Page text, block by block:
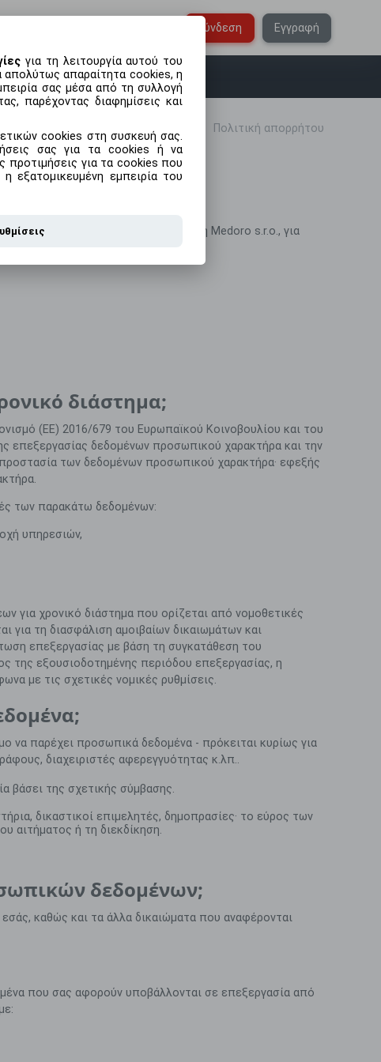
Σύνδεση Εγγραφή
Αρχική Πολιτική απορρήτου
προσωπικά δεδομένα που συλλέγει η Medoro s.r.o., για
επεξεργάζεται η εταιρεία.
διάστημα;
(ΕΕ) 2016/679 του Ευρωπαϊκού Κοινοβουλίου και του
επεξεργασίας δεδομένων προσωπικού χαρακτήρα και την
των δεδομένων προσωπικού χαρακτήρα· εφεξής
των παρακάτω δεδομένων:
υπηρεσιών,
για χρονικό διάστημα που ορίζεται από νομοθετικές
για τη διασφάλιση αμοιβαίων δικαιωμάτων και
επεξεργασίας με βάση τη συγκατάθεση του
της εξουσιοδοτημένης περιόδου επεξεργασίας, η
με τις σχετικές νομικές ρυθμίσεις.
να παρέχει προσωπικά δεδομένα - πρόκειται κυρίως για
διαχειριστές αφερεγγυότητας κ.λπ..
βάσει της σχετικής σύμβασης.
δικαστικοί επιμελητές, δημοπρασίες· το εύρος των
αιτήματος ή τη διεκδίκηση.
δεδομένων;
καθώς και τα άλλα δικαιώματα που αναφέρονται
που σας αφορούν υποβάλλονται σε επεξεργασία από
για τη λειτουργία αυτού του
απολύτως απαραίτητα cookies, η
σας μέσα από τη συλλογή
παρέχοντας διαφημίσεις και
cookies στη συσκευή σας.
σας για τα cookies ή να
προτιμήσεις για τα cookies που
εξατομικευμένη εμπειρία του